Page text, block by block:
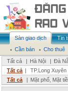
Sàn giao dịch Tin
Cần bán
Cho thuê
Tất cả
| Hà Nội | Đà
Tất cả | TP.Long Xuyên
Tất cả
| Mặt phố, Mặt